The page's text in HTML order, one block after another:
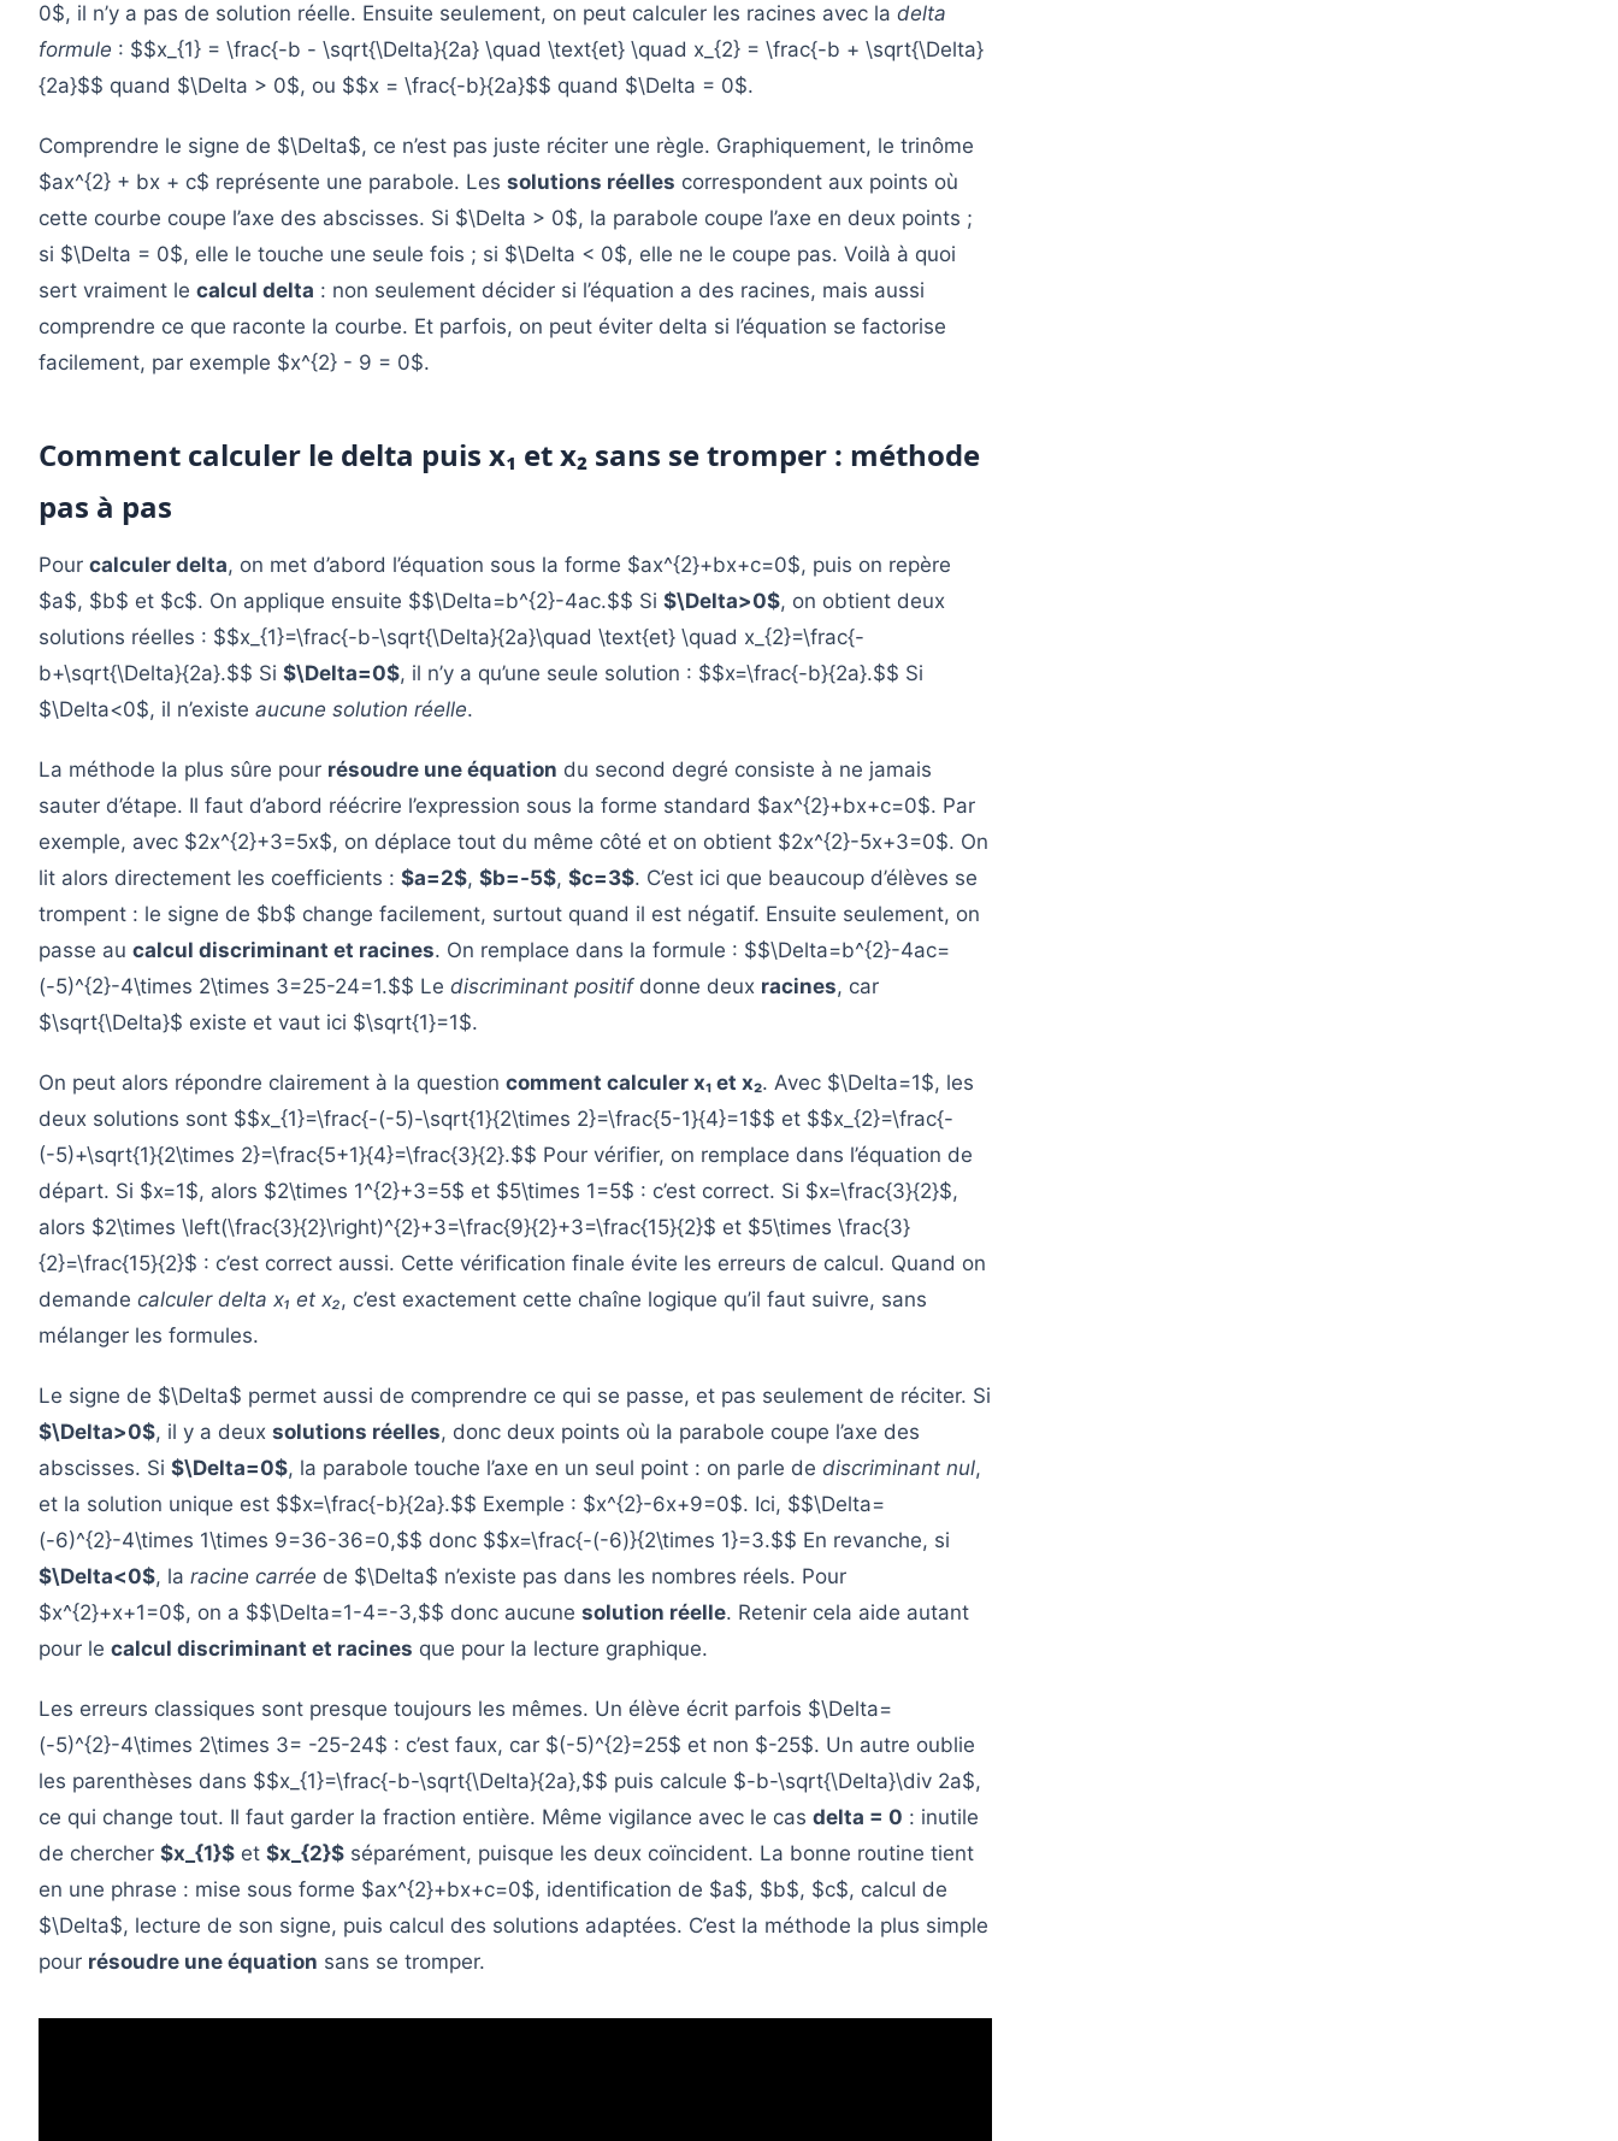
0$, il n’y a pas de solution réelle. Ensuite seulement, on peut calculer les racines avec la delta
formule : $$x_{1} = \frac{-b - \sqrt{\Delta}{2a} \quad \text{et} \quad x_{2} = \frac{-b + \sqrt{\Delta}
{2a}$$ quand $\Delta > 0$, ou $$x = \frac{-b}{2a}$$ quand $\Delta = 0$.
Comprendre le signe de $\Delta$, ce n’est pas juste réciter une règle. Graphiquement, le trinôme
$ax^{2} + bx + c$ représente une parabole. Les solutions réelles correspondent aux points où
cette courbe coupe l’axe des abscisses. Si $\Delta > 0$, la parabole coupe l’axe en deux points ;
si $\Delta = 0$, elle le touche une seule fois ; si $\Delta < 0$, elle ne le coupe pas. Voilà à quoi
sert vraiment le calcul delta : non seulement décider si l’équation a des racines, mais aussi
comprendre ce que raconte la courbe. Et parfois, on peut éviter delta si l’équation se factorise
facilement, par exemple $x^{2} - 9 = 0$.
Comment calculer le delta puis x₁ et x₂ sans se tromper : méthode
pas à pas
Pour calculer delta, on met d’abord l’équation sous la forme $ax^{2}+bx+c=0$, puis on repère
$a$, $b$ et $c$. On applique ensuite $$\Delta=b^{2}-4ac.$$ Si $\Delta>0$, on obtient deux
solutions réelles : $$x_{1}=\frac{-b-\sqrt{\Delta}{2a}\quad \text{et} \quad x_{2}=\frac{-
b+\sqrt{\Delta}{2a}.$$ Si $\Delta=0$, il n’y a qu’une seule solution : $$x=\frac{-b}{2a}.$$ Si
$\Delta<0$, il n’existe aucune solution réelle.
La méthode la plus sûre pour résoudre une équation du second degré consiste à ne jamais
sauter d’étape. Il faut d’abord réécrire l’expression sous la forme standard $ax^{2}+bx+c=0$. Par
exemple, avec $2x^{2}+3=5x$, on déplace tout du même côté et on obtient $2x^{2}-5x+3=0$. On
lit alors directement les coefficients : $a=2$, $b=-5$, $c=3$. C’est ici que beaucoup d’élèves se
trompent : le signe de $b$ change facilement, surtout quand il est négatif. Ensuite seulement, on
passe au calcul discriminant et racines. On remplace dans la formule : $$\Delta=b^{2}-4ac=
(-5)^{2}-4\times 2\times 3=25-24=1.$$ Le discriminant positifdonne deux racines, car
$\sqrt{\Delta}$ existe et vaut ici $\sqrt{1}=1$.
On peut alors répondre clairement à la question comment calculer x₁ et x₂. Avec $\Delta=1$, les
deux solutions sont $$x_{1}=\frac{-(-5)-\sqrt{1}{2\times 2}=\frac{5-1}{4}=1$$ et $$x_{2}=\frac{-
(-5)+\sqrt{1}{2\times 2}=\frac{5+1}{4}=\frac{3}{2}.$$ Pour vérifier, on remplace dans l’équation de
départ. Si $x=1$, alors $2\times 1^{2}+3=5$ et $5\times 1=5$ : c’est correct. Si $x=\frac{3}{2}$,
alors $2\times \left(\frac{3}{2}\right)^{2}+3=\frac{9}{2}+3=\frac{15}{2}$ et $5\times \frac{3}
{2}=\frac{15}{2}$ : c’est correct aussi. Cette vérification finale évite les erreurs de calcul. Quand on
demande calculer delta x₁ et x₂, c’est exactement cette chaîne logique qu’il faut suivre, sans
mélanger les formules.
Le signe de $\Delta$ permet aussi de comprendre ce qui se passe, et pas seulement de réciter. Si
$\Delta>0$, il y a deux solutions réelles, donc deux points où la parabole coupe l’axe des
abscisses. Si $\Delta=0$, la parabole touche l’axe en un seul point : on parle de discriminant nul,
et la solution unique est $$x=\frac{-b}{2a}.$$ Exemple : $x^{2}-6x+9=0$. Ici, $$\Delta=
(-6)^{2}-4\times 1\times 9=36-36=0,$$ donc $$x=\frac{-(-6)}{2\times 1}=3.$$ En revanche, si
$\Delta<0$, la racine carrée de $\Delta$ n’existe pas dans les nombres réels. Pour
$x^{2}+x+1=0$, on a $$\Delta=1-4=-3,$$ donc aucune solution réelle. Retenir cela aide autant
pour le calcul discriminant et racines que pour la lecture graphique.
Les erreurs classiques sont presque toujours les mêmes. Un élève écrit parfois $\Delta=
(-5)^{2}-4\times 2\times 3= -25-24$ : c’est faux, car $(-5)^{2}=25$ et non $-25$. Un autre oublie
les parenthèses dans $$x_{1}=\frac{-b-\sqrt{\Delta}{2a},$$ puis calcule $-b-\sqrt{\Delta}\div 2a$,
ce qui change tout. Il faut garder la fraction entière. Même vigilance avec le cas delta = 0 : inutile
de chercher $x_{1}$ et $x_{2}$ séparément, puisque les deux coïncident. La bonne routine tient
en une phrase : mise sous forme $ax^{2}+bx+c=0$, identification de $a$, $b$, $c$, calcul de
$\Delta$, lecture de son signe, puis calcul des solutions adaptées. C’est la méthode la plus simple
pour résoudre une équation sans se tromper.